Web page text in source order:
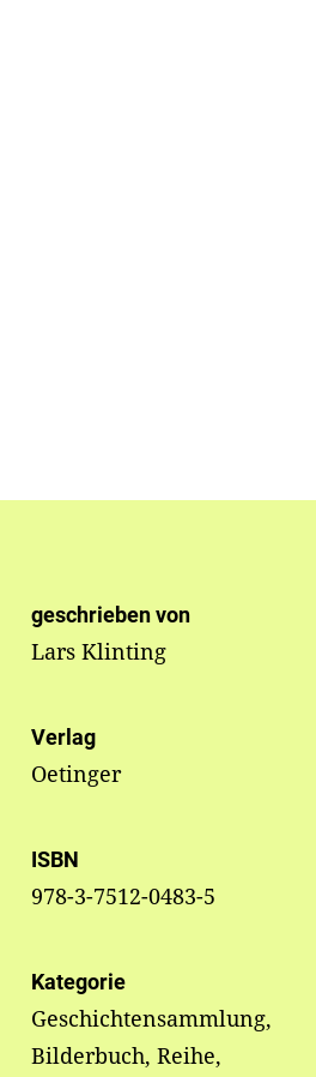
geschrieben von
Lars Klinting
Verlag
Oetinger
ISBN
978-3-7512-0483-5
Kategorie
Geschichtensammlung,
Bilderbuch, Reihe,